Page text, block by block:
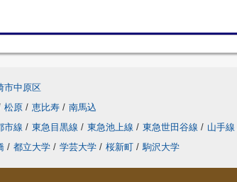
市中原区
松原 / 恵比寿 / 南馬込
市線 / 東急目黒線 / 東急池上線 / 東急世田谷線 / 山手線
/ 都立大学 / 学芸大学 / 桜新町 / 駒沢大学